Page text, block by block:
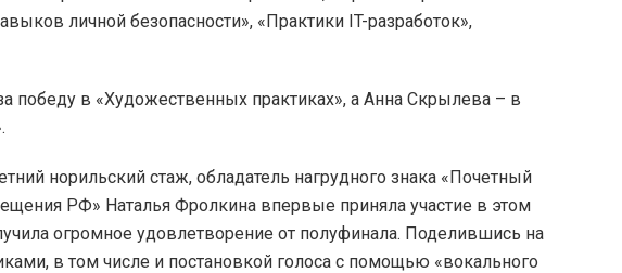
личной безопасности», «Практики IT-разработок»,
победу в «Художественных практиках», а Анна Скрылева – в
норильский стаж, обладатель нагрудного знака «Почетный
РФ» Наталья Фролкина впервые приняла участие в этом
огромное удовлетворение от полуфинала. Поделившись на
в том числе и постановкой голоса с помощью «вокального